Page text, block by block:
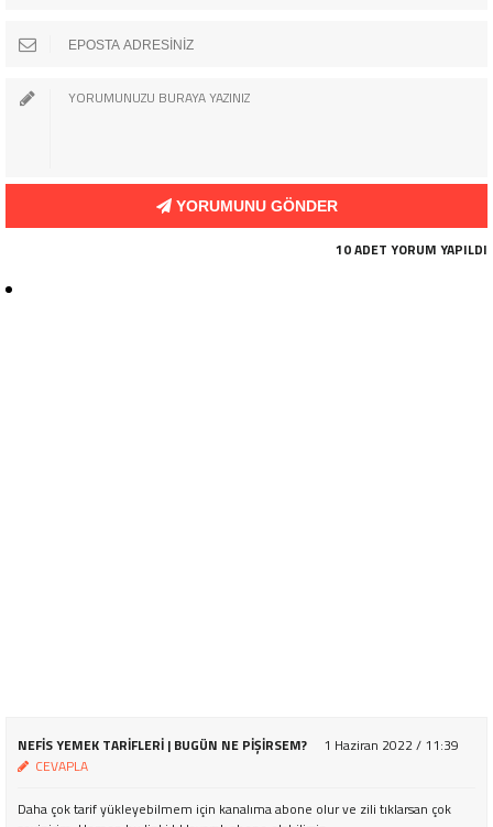
YORUMUNU GÖNDER
10 ADET YORUM YAPILDI
NEFIS YEMEK TARIFLERI | BUGÜN NE PIŞIRSEM?
1 Haziran 2022 / 11:39
CEVAPLA
Daha çok tarif yükleyebilmem için kanalıma abone olur ve zili tıklarsan çok